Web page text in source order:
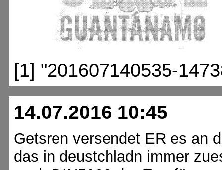
[1] "201607140535-
14.07.2016 10:45
Getsren versendet ER es an
das in deustchladn immer